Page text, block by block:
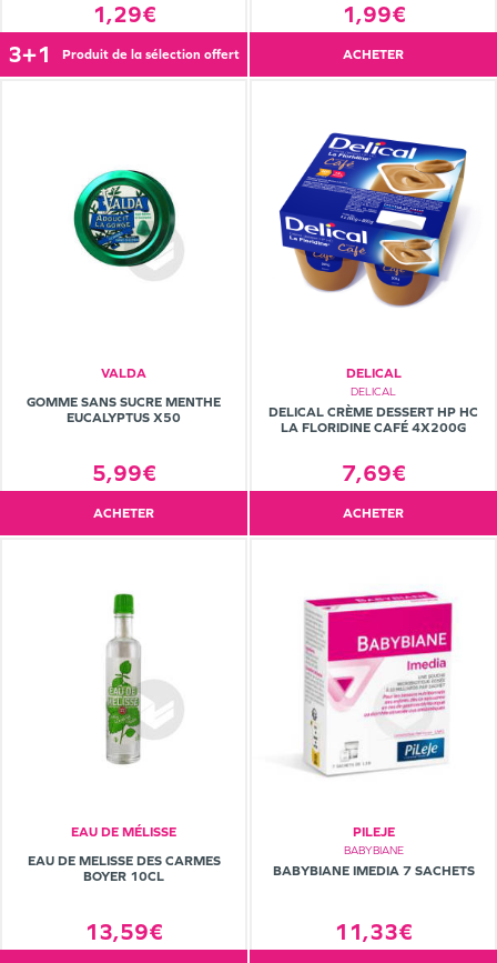
1,29€
3+1 produit de la sélection offert
1,99€
ACHETER
VALDA
GOMME SANS SUCRE MENTHE
EUCALYPTUS X50
5,99€
ACHETER
DELICAL
DELICAL
DELICAL CRÈME DESSERT HP HC
LA FLORIDINE CAFÉ 4X200G
7,69€
ACHETER
EAU DE MÉLISSE
EAU DE MELISSE DES CARMES
BOYER 10CL
13,59€
PILEJE
BABYBIANE
BABYBIANE IMEDIA 7 SACHETS
11,33€